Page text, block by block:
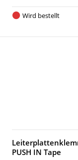
Wird bestellt
PUSH IN Tape